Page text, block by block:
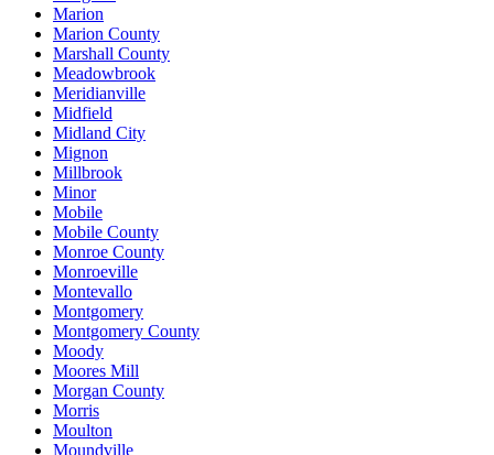
Marion
Marion County
Marshall County
Meadowbrook
Meridianville
Midfield
Midland City
Mignon
Millbrook
Minor
Mobile
Mobile County
Monroe County
Monroeville
Montevallo
Montgomery
Montgomery County
Moody
Moores Mill
Morgan County
Morris
Moulton
Moundville